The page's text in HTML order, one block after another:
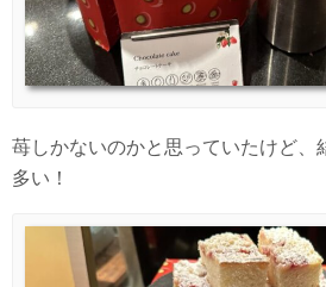
苺しかないのかと思っていたけど、
多い！